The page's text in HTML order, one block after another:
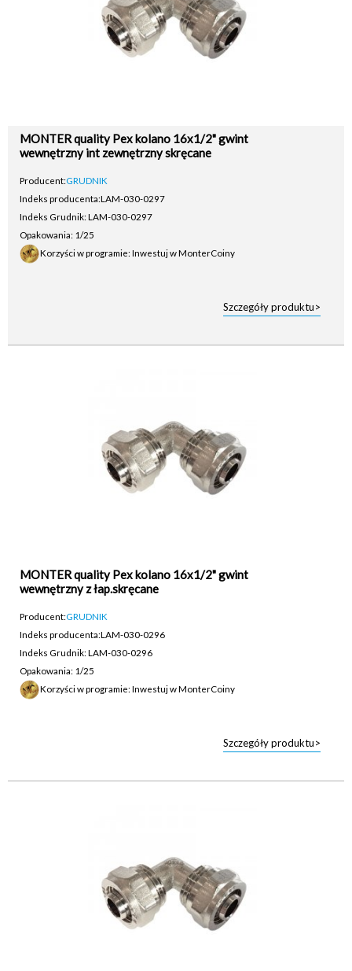
MONTER quality Pex kolano 16x1/2" gwint
wewnętrzny int zewnętrzny skręcane
Producent:GRUDNIK
Indeks producenta:LAM-030-0297
Indeks Grudnik: LAM-030-0297
Opakowania: 1/25
Korzyści w programie: Inwestuj w MonterCoiny
Szczegóły produktu>
MONTER quality Pex kolano 16x1/2" gwint
wewnętrzny z łap.skręcane
Producent:GRUDNIK
Indeks producenta:LAM-030-0296
Indeks Grudnik: LAM-030-0296
Opakowania: 1/25
Korzyści w programie: Inwestuj w MonterCoiny
Szczegóły produktu>